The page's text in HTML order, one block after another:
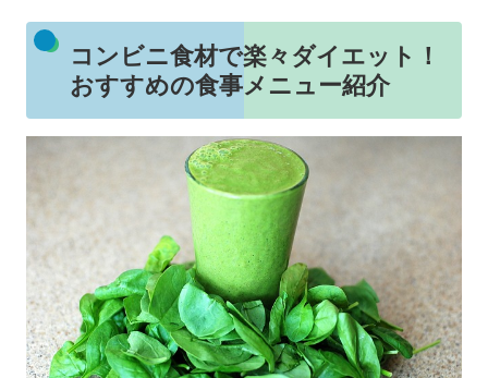
コンビニ食材で楽々ダイエット！
おすすめの食事メニュー紹介